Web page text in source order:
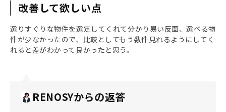
改善して欲しい点
選りすぐりな物件を選定してくれて分かり易い反面、選べる物
件が少なかったので、比較としてもう数件見れるようにしてく
れると差がわかって良かったと思う。
RENOSYからの返答